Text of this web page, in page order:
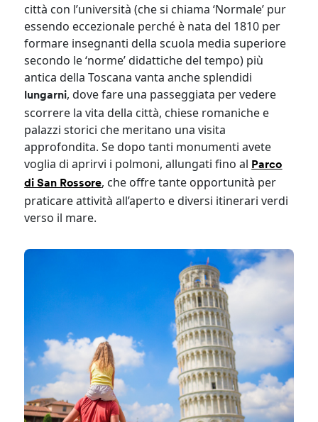
città con l’università (che si chiama ‘Normale’ pur
essendo eccezionale perché è nata del 1810 per
formare insegnanti della scuola media superiore
secondo le ‘norme’ didattiche del tempo) più
antica della Toscana vanta anche splendidi
lungarni, dove fare una passeggiata per vedere
scorrere la vita della città, chiese romaniche e
palazzi storici che meritano una visita
approfondita. Se dopo tanti monumenti avete
voglia di aprirvi i polmoni, allungati fino al Parco
di San Rossore, che offre tante opportunità per
praticare attività all’aperto e diversi itinerari verdi
verso il mare.